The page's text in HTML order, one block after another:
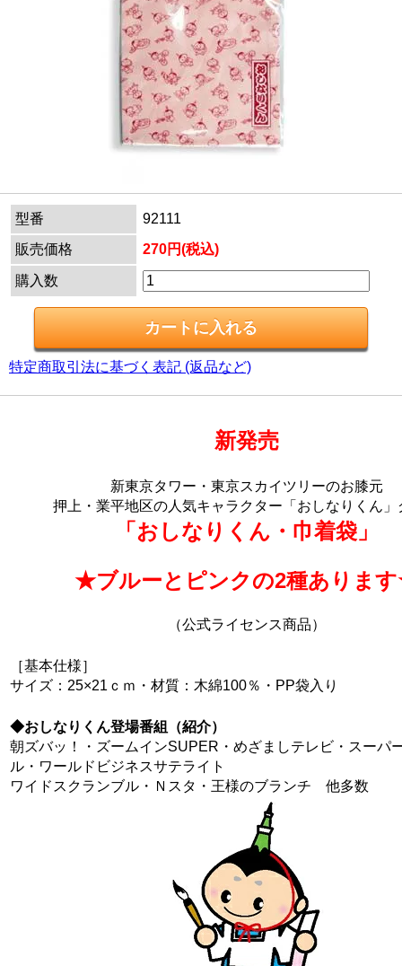
型番
92111
販売価格
270円(税込)
購入数
特定商取引法に基づく表記 (返品など)
新発売
新東京タワー・東京スカイツリーのお膝元
押上・業平地区の人気キャラクター「おしなりくん」
「おしなりくん・巾着袋」
★ブルーとピンクの2種ありま
（公式ライセンス商品）
［基本仕様］
サイズ：25×21ｃｍ・材質：木綿100％・PP袋入り
◆おしなりくん登場番組（紹介）
朝ズバッ！・ズームインSUPER・めざましテレビ・スーパ
ル・ワールドビジネスサテライト
ワイドスクランブル・Ｎスタ・王様のブランチ 他多数